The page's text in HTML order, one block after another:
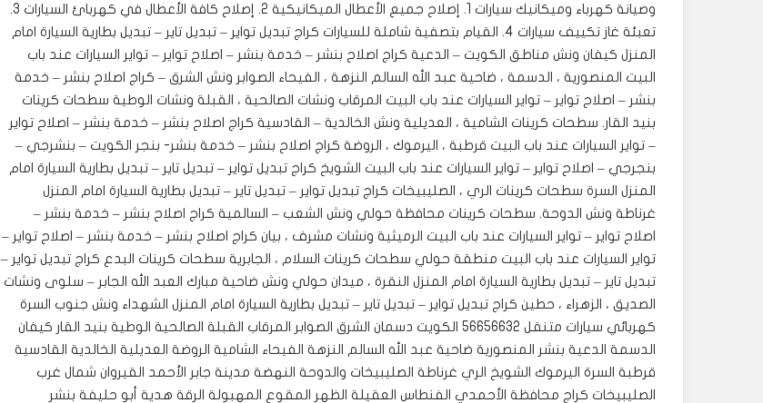
وصيانة كهرباء وميكانيك سيارات 1. إصلاح جميع الأعطال الميكانيكية 2. إصلاح كافة الأعطال في كهربائ السيارات 3.
تعبئة غاز تكييف سيارات 4. القيام بتصفية شاملة للسيارات ‎كراج تبديل تواير – تبديل تاير – تبديل بطارية السيارة امام
المنزل كيفان ونش مناطق الكويت – الدعية كراج اصلاح بنشر – خدمة بنشر – اصلاح تواير – تواير السيارات عند باب
البيت المنصورية ، الدسمة ، ضاحية عبد الله السالم النزهة ، الفيحاء ‎الصوابر ونش الشرق – كراج اصلاح بنشر – خدمة
بنشر – اصلاح تواير – تواير السيارات عند باب البيت المرقاب ونشات الصالحية ، القبلة ونشات الوطية سطحات كرينات
بنيد القار. ‎سطحات كرينات الشامية ، العديلية ونش الخالدية – القادسية كراج اصلاح بنشر – خدمة بنشر – اصلاح تواير
– تواير السيارات عند باب البيت قرطبة ، اليرموك ، الروضة كراج اصلاح بنشر – خدمة بنشر- بنجر الكويت – بنشرجي –
بنجرجي – اصلاح تواير – تواير السيارات عند باب البيت الشويخ كراج تبديل تواير – تبديل تاير – تبديل بطارية السيارة امام
المنزل السرة سطحات كرينات الري ، الصليبيخات كراج تبديل تواير – تبديل تاير – تبديل بطارية السيارة امام المنزل
غرناطة ونش الدوحة. ‎سطحات كرينات محافظة حولي ونش الشعب – السالمية كراج اصلاح بنشر – خدمة بنشر –
اصلاح تواير – تواير السيارات عند باب البيت الرميثية ونشات مشرف ، بيان كراج اصلاح بنشر – خدمة بنشر – اصلاح تواير –
تواير السيارات عند باب البيت منطقة حولي سطحات كرينات السلام ، الجابرية سطحات كرينات البدع كراج تبديل تواير –
تبديل تاير – تبديل بطارية السيارة امام المنزل النقرة ، ميدان حولي ونش ضاحية مبارك العبد الله الجابر – سلوى ونشات
الصديق ، الزهراء ، حطين كراج تبديل تواير – تبديل تاير – تبديل بطارية السيارة امام المنزل الشهداء ونش جنوب السرة
كهربائي سيارات متنقل 56656632 الكويت دسمان الشرق الصوابر المرقاب القبلة الصالحية الوطية بنيد القار كيفان
الدسمة الدعية بنشر المنصورية ضاحية عبد الله السالم النزهة الفيحاء الشامية الروضة العديلية الخالدية القادسية
قرطبة السرة اليرموك الشويخ الري غرناطة الصليبيخات والدوحة النهضة مدينة جابر الأحمد القيروان شمال غرب
الصليبيخات كراج محافظة الأحمدي الفنطاس العقيلة الظهر المقوع المهبولة الرقة هدية أبو حليفة بنشر